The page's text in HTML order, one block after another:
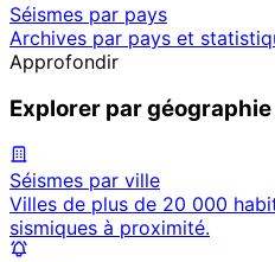
Séismes par pays
Archives par pays et
Approfondir
Explorer par géographie
Séismes par ville
Villes de plus de 20 000
sismiques à proximité.